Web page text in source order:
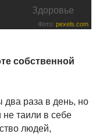
Здоровье
Фото: pexels.com
собственной
два раза в день, но
таили в себе
людей,